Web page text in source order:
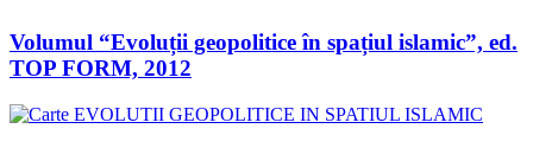
Volumul “Evoluții geopolitice în spațiul islamic”, ed.
TOP FORM, 2012